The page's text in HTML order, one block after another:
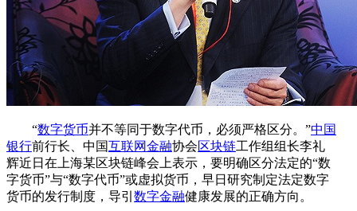
“数字货币并不等同于数字代币，必须严格区分。”中国
银行前行长、中国互联网金融协会区块链工作组组长李礼
辉近日在上海某区块链峰会上表示，要明确区分法定的“数
字货币”与“数字代币”或虚拟货币，早日研究制定法定数字
货币的发行制度，导引 数字金融健康发展的正确方向。